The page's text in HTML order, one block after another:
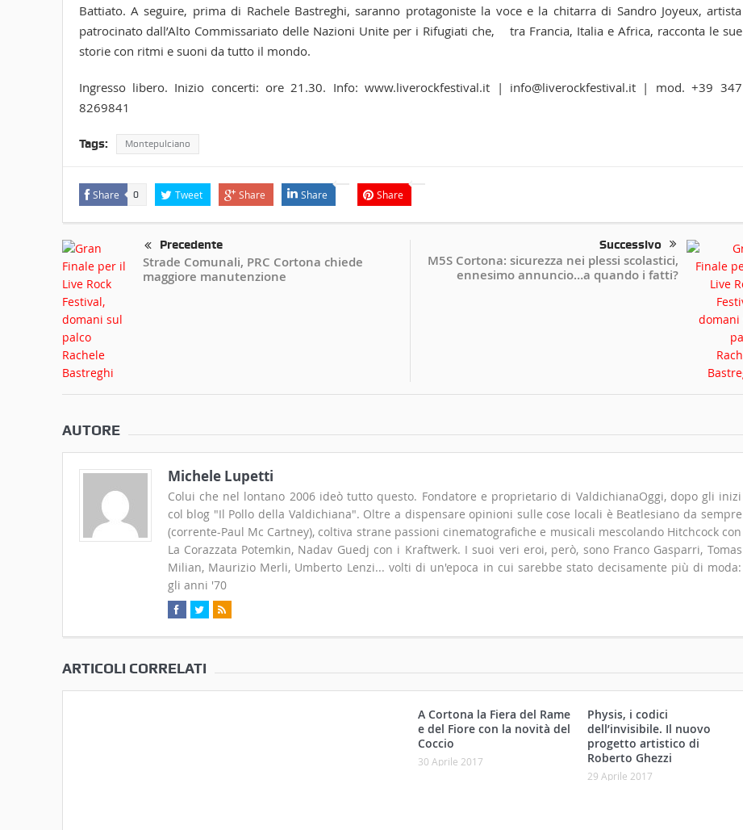
Battiato. A seguire, prima di Rachele Bastreghi, saranno protagoniste la voce e la chitarra di Sandro Joyeux, artista
patrocinato dall’Alto Commissariato delle Nazioni Unite per i Rifugiati che, tra Francia, Italia e Africa, racconta le sue
storie con ritmi e suoni da tutto il mondo.
Ingresso libero. Inizio concerti: ore 21.30. Info: www.liverockfestival.it | info@liverockfestival.it | mod. +39 347
8269841
Tags: Montepulciano
Share 0 Tweet Share Share Share
Precedente
Strade Comunali, PRC Cortona chiede
maggiore manutenzione
Successivo
M5S Cortona: sicurezza nei plessi scolastici,
ennesimo annuncio…a quando i fatti?
AUTORE
Michele Lupetti
Colui che nel lontano 2006 ideò tutto questo. Fondatore e proprietario di ValdichianaOggi, dopo gli inizi
col blog "Il Pollo della Valdichiana". Oltre a dispensare opinioni sulle cose locali è Beatlesiano da sempre
(corrente-Paul Mc Cartney), coltiva strane passioni cinematografiche e musicali mescolando Hitchcock con
La Corazzata Potemkin, Nadav Guedj con i Kraftwerk. I suoi veri eroi, però, sono Franco Gasparri, Tomas
Milian, Maurizio Merli, Umberto Lenzi... volti di un'epoca in cui sarebbe stato decisamente più di moda:
gli anni '70
ARTICOLI CORRELATI
A Cortona la Fiera del Rame
e del Fiore con la novità del
Coccio
30 Aprile 2017
Physis, i codici
dell’invisibile. Il nuovo
progetto artistico di
Roberto Ghezzi
29 Aprile 2017